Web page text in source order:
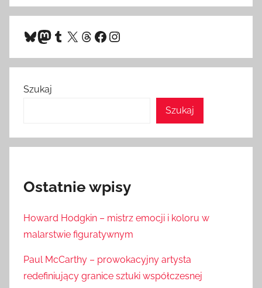
Bluesky
Mastodon
Tumblr
X Threads
Facebook
Instagram
Szukaj
Szukaj
Ostatnie wpisy
Howard Hodgkin – mistrz emocji i koloru w
malarstwie figuratywnym
Paul McCarthy – prowokacyjny artysta
redefiniujący granice sztuki współczesnej